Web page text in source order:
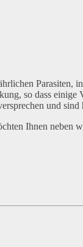
Parasiten,
so dass einige
und
Ihnen neben